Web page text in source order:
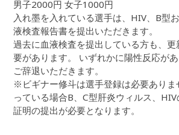
男子2000円 女子1000円
入れ墨を入れている選手は、HIV、B型
液検査報告書を提出いただきます。
過去に血液検査を提出している方も、
要があります。 いずれかに陽性反応が
ご辞退いただきます。
※ビギナー修斗は選手登録は必要ありま
っている場合B、C型肝炎ウィルス、
証明の提出が必要となります。